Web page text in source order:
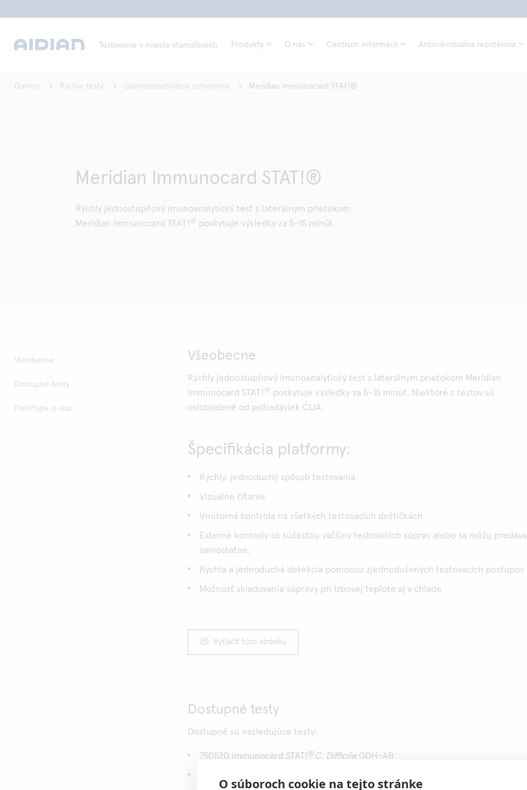
O súboroch cookie na tejto stránke
Testovanie v mieste starostlivosti Produkty O nás Centrum informácií Antimikrobiálna rezistencia
Domov Rýchle testy Gastrointestinálne ochorenia Meridian Immunocard STAT!®
Meridian Immunocard STAT!®
Rýchly jednostupňový imunoanalytický test s laterálnym prietokom
Meridian Immunocard STAT! ® poskytuje výsledky za 5-15 minút..
Všeobecne
Dostupné testy
Prečítajte si viac
Všeobecne
Rýchly jednostupňový imunoanalytický test s laterálnym prietokom Meridian
Immunocard STAT! ® poskytuje výsledky za 5-15 minút. Niektoré z testov sú
oslobodené od požiadaviek CLIA.
Špecifikácia platformy:
Rýchly, jednoduchý spôsob testovania
Vizuálne čítanie
Vnútorná kontrola na všetkých testovacích doštičkách
Externé kontroly sú súčasťou väčšiny testovacích súprav alebo sa môžu
samostatne.
Rýchla a jednoduchá detekcia pomocou zjednodušených testovacích postupov
Možnosť skladovania súpravy pri izbovej teplote aj v chlade
Vytlačiť túto stránku
Dostupné testy
Dostupné sú nasledujúce testy:
750520 Immunocard STAT! ® C. DifficileGDH-AB